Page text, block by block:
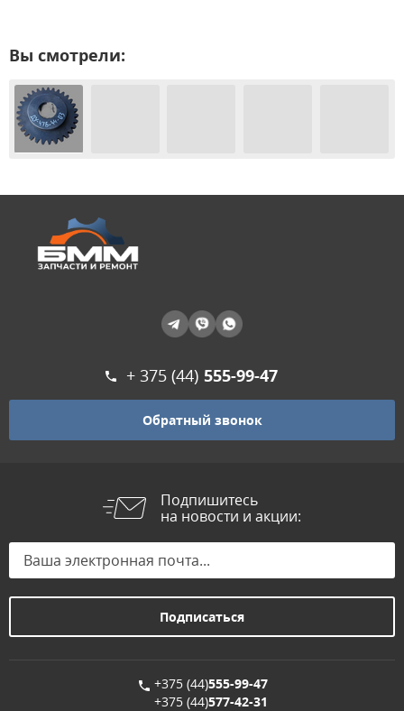
Вы смотрели:
+ 375 (44) 555-99-47
Обратный звонок
Подпишитесь
на новости и акции:
+375 (44)555-99-47
+375 (44)577-42-31